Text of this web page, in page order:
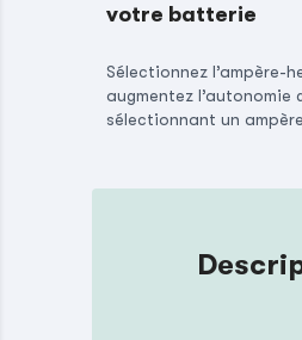
votre batterie
Sélectionnez l’ampère-
augmentez
sélectionnant un